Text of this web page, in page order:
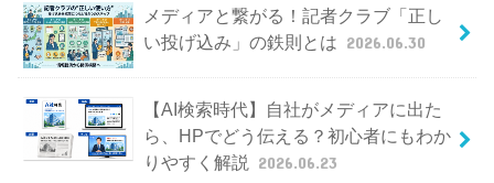
メディアと繋がる！記者クラブ「正し
い投げ込み」の鉄則とは 2026.06.30
【AI検索時代】自社がメディアに出た
ら、HPでどう伝える？初心者にもわか
りやすく解説
2026.06.23